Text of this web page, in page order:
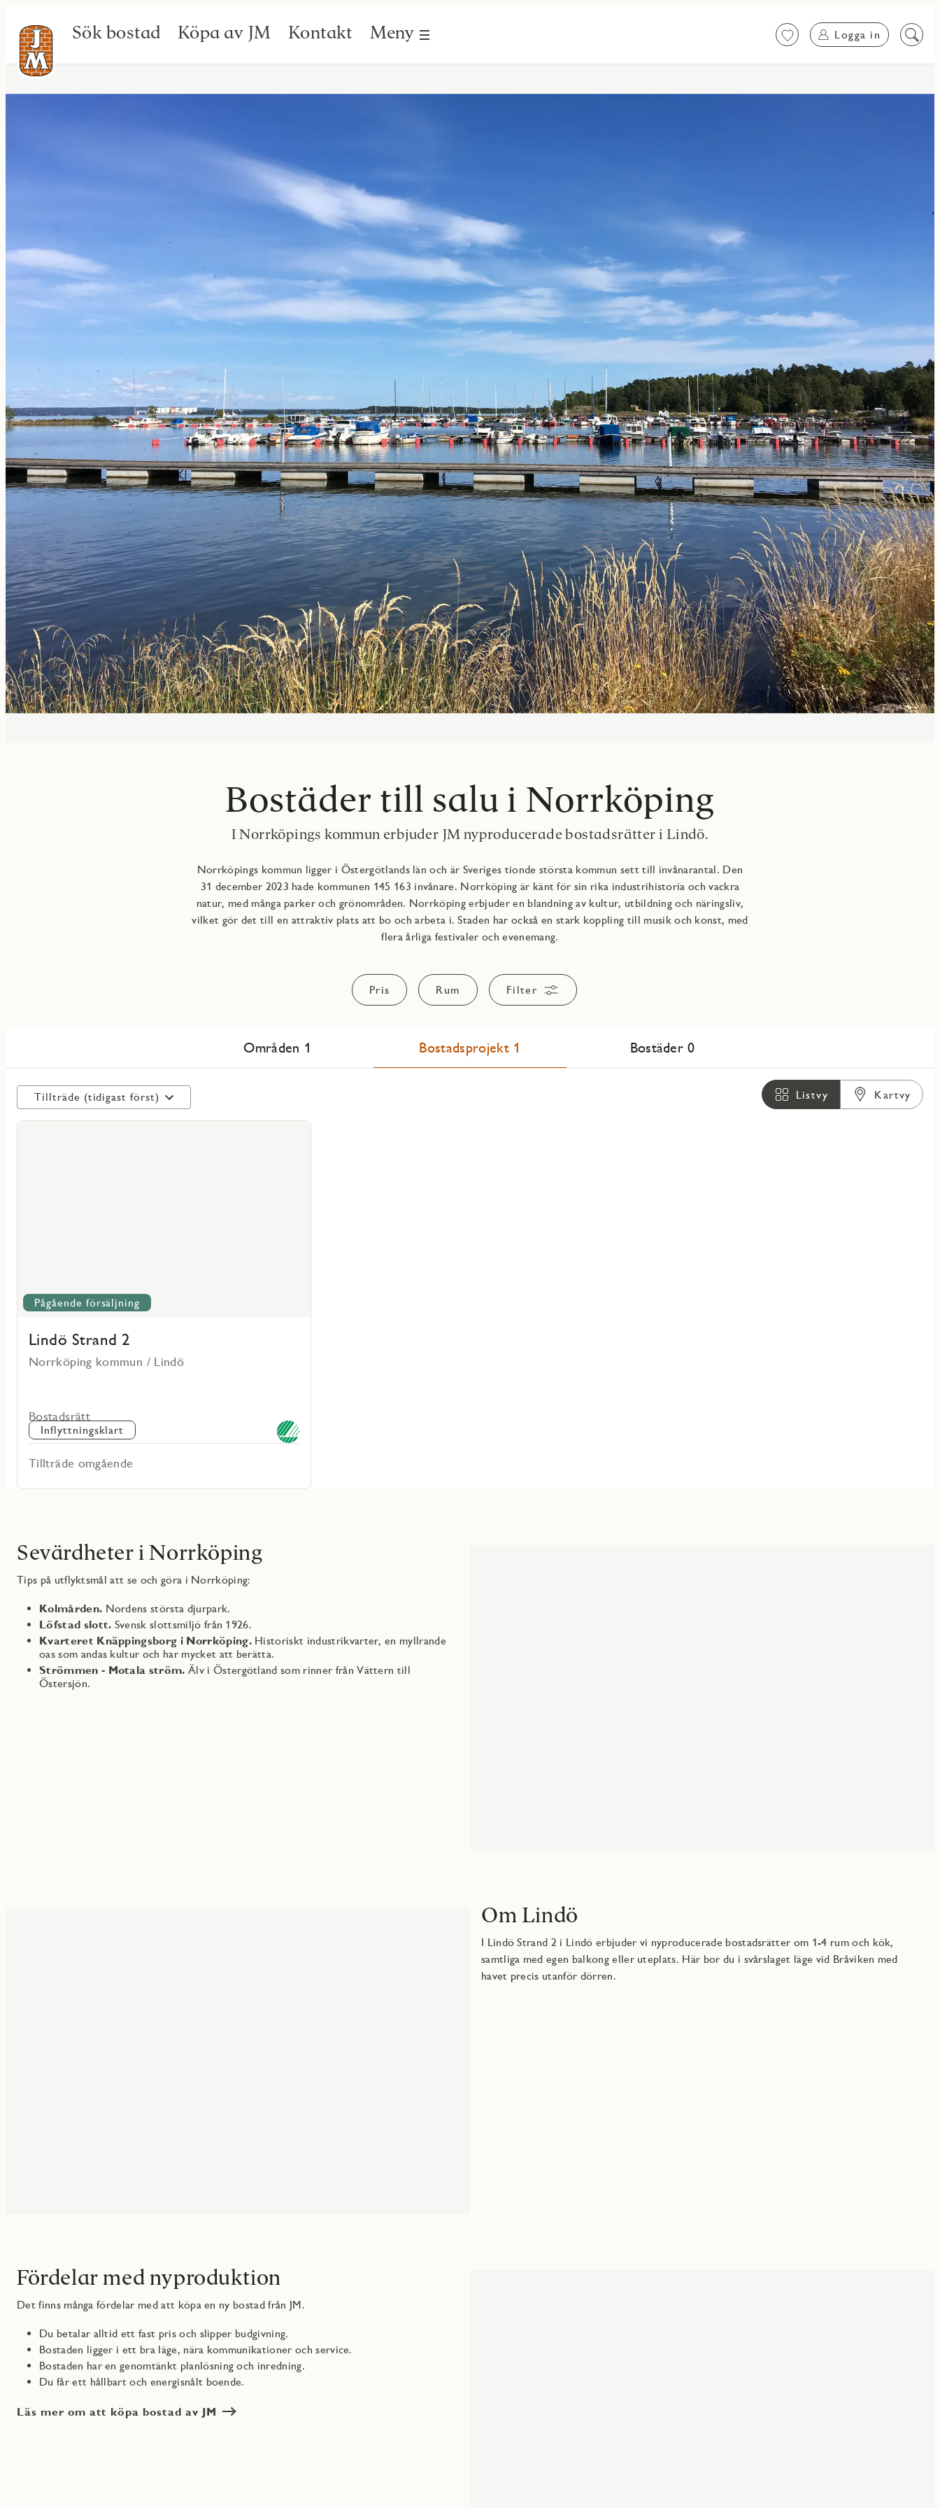
Sök bostad Köpa av JM Kontakt Meny Favoriter Logga in
Sök
på
Bostäder till salu i Norrköping
I Norrköpings kommun erbjuder JM nyproducerade bostadsrätter i Lindö.
Norrköpings kommun ligger i Östergötlands län och är Sveriges tionde största kommun sett till invånarantal. Den
31 december 2023 hade kommunen 145 163 invånare. Norrköping är känt för sin rika industrihistoria och vackra
natur, med många parker och grönområden. Norrköping erbjuder en blandning av kultur, utbildning och näringsliv,
vilket gör det till en attraktiv plats att bo och arbeta i. Staden har också en stark koppling till musik och konst, med
flera årliga festivaler och evenemang.
Pris Rum Filter
Områden 1 Bostadsprojekt 1 Bostäder 0
Tillträde (tidigast först) Listvy Kartvy
Pågående försäljning
Lindö Strand 2
Norrköping kommun / Lindö
Bostadsrätt
Inflyttningsklart
Tillträde omgående
Läs
Sevärdheter i Norrköping
Tips på utflyktsmål att se och göra i Norrköping:
Kolmården. Nordens största djurpark.
Löfstad slott. Svensk slottsmiljö från 1926.
Kvarteret Knäppingsborg i Norrköping.Historiskt industrikvarter, en myllrande
oas som andas kultur och har mycket att berätta.
Strömmen - Motala ström. Älv i Östergötland som rinner från Vättern till
Östersjön.
Om Lindö
I Lindö Strand 2 i Lindö erbjuder vi nyproducerade bostadsrätter om 1-4 rum och kök,
samtliga med egen balkong eller uteplats. Här bor du i svårslaget läge vid Bråviken med
havet precis utanför dörren.
Fördelar med nyproduktion
Det finns många fördelar med att köpa en ny bostad från JM.
Du betalar alltid ett fast pris och slipper budgivning.
Bostaden ligger i ett bra läge, nära kommunikationer och service.
Bostaden har en genomtänkt planlösning och inredning.
Du får ett hållbart och energisnålt boende.
Läs mer om att köpa bostad av JM